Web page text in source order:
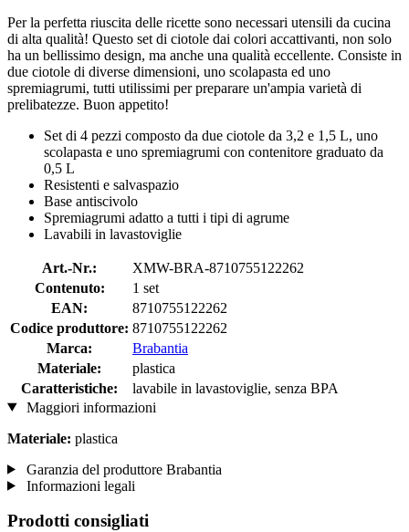
Per la perfetta riuscita delle ricette sono necessari utensili da cucina
di alta qualità! Questo set di ciotole dai colori accattivanti, non solo
ha un bellissimo design, ma anche una qualità eccellente. Consiste in
due ciotole di diverse dimensioni, uno scolapasta ed uno
spremiagrumi, tutti utilissimi per preparare un'ampia varietà di
prelibatezze. Buon appetito!
Set di 4 pezzi composto da due ciotole da 3,2 e 1,5 L, uno
scolapasta e uno spremiagrumi con contenitore graduato da
0,5 L
Resistenti e salvaspazio
Base antiscivolo
Spremiagrumi adatto a tutti i tipi di agrume
Lavabili in lavastoviglie
Art.-Nr.:
XMW-BRA-8710755122262
Contenuto:
1 set
EAN:
8710755122262
Codice produttore: 8710755122262
Marca:
Brabantia
Materiale:
plastica
Caratteristiche:
lavabile in lavastoviglie, senza BPA
Maggiori informazioni
Materiale: plastica
Garanzia del produttore Brabantia
Informazioni legali
Prodotti consigliati